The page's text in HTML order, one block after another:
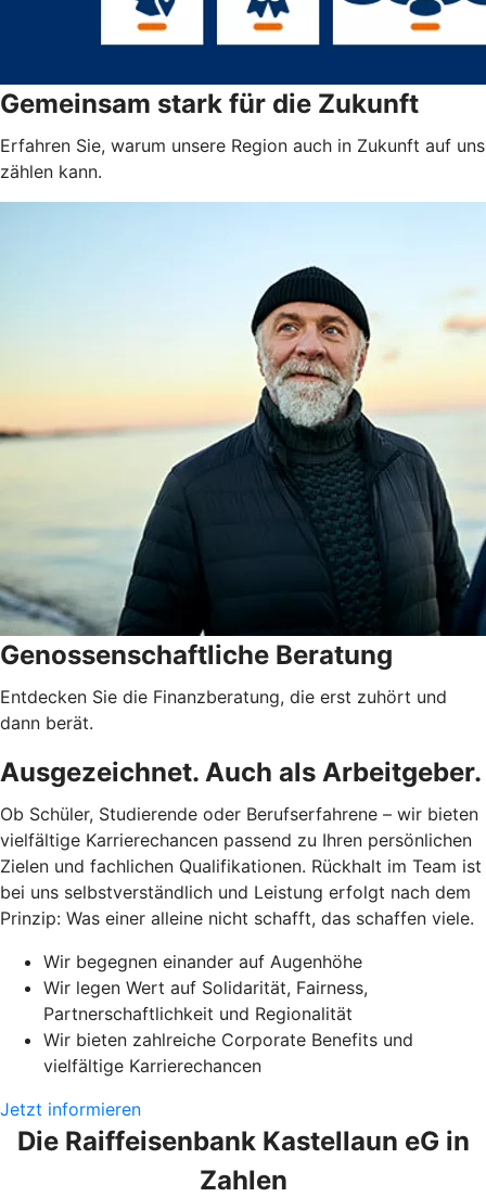
Gemeinsam stark für die Zukunft
Erfahren Sie, warum unsere Region auch in Zukunft auf uns
zählen kann.
Genossenschaftliche Beratung
Entdecken Sie die Finanzberatung, die erst zuhört und
dann berät.
Ausgezeichnet. Auch als Arbeitgeber.
Ob Schüler, Studierende oder Berufserfahrene – wir bieten
vielfältige Karrierechancen passend zu Ihren persönlichen
Zielen und fachlichen Qualifikationen. Rückhalt im Team ist
bei uns selbstverständlich und Leistung erfolgt nach dem
Prinzip: Was einer alleine nicht schafft, das schaffen viele.
Wir begegnen einander auf Augenhöhe
Wir legen Wert auf Solidarität, Fairness,
Partnerschaftlichkeit und Regionalität
Wir bieten zahlreiche Corporate Benefits und
vielfältige Karrierechancen
Jetzt informieren
Die Raiffeisenbank Kastellaun eG in
Zahlen